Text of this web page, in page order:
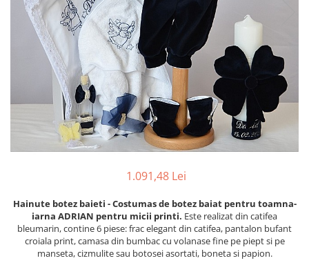
Cercei din aur dama
Cercei de aur lungi cu lant
Cercei din aur tortite
Cercei din aur alb
Cercei aur cu surub
1.091,48 Lei
Hainute botez baieti - Costumas de botez baiat pentru toamna-
iarna ADRIAN pentru micii printi. Este realizat din catifea
bleumarin, contine 6 piese: frac elegant din catifea, pantalon bufant
croiala print, camasa din bumbac cu volanase fine pe piept si pe
manseta, cizmulite sau botosei asortati, boneta si papion.